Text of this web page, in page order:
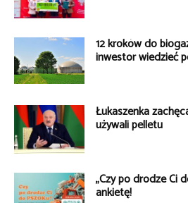
12 kroków do
inwestor wiedzieć
Łukaszenka
używali pelletu
„Czy po drodze Ci
ankietę!